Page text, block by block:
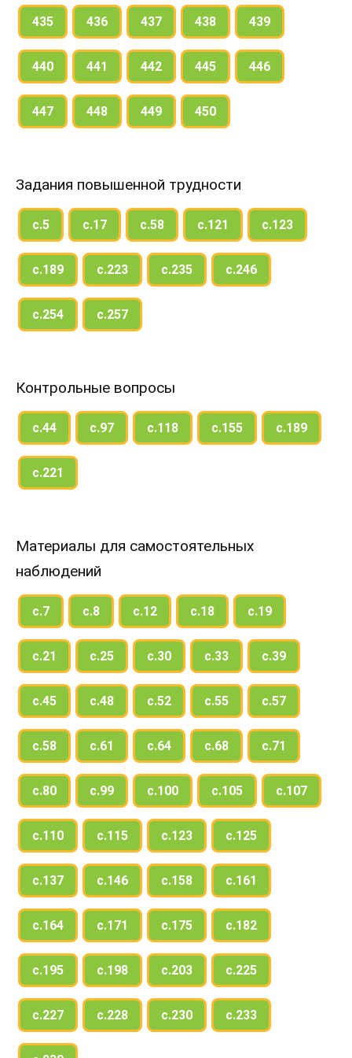
435 436 437 438 439
440 441 442 445 446
447 448 449 450
Задания повышенной трудности
с.5 с.17 с.58 с.121 с.123
с.189 с.223 с.235 с.246
с.254 с.257
Контрольные вопросы
с.44 с.97 с.118 с.155 с.189
с.221
Материалы для самостоятельных
наблюдений
с.7 с.8 с.12 с.18 с.19
с.21 с.25 с.30 с.33 с.39
с.45 с.48 с.52 с.55 с.57
с.58 с.61 с.64 с.68 с.71
с.80 с.99 с.100 с.105 с.107
с.110 с.115 с.123 с.125
с.137 с.146 с.158 с.161
с.164 с.171 с.175 с.182
с.195 с.198 с.203 с.225
с.227 с.228 с.230 с.233